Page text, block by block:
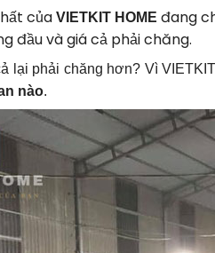
củaVIETKIT HOME đang
đầu và giá cả phải chăng.
lại phải chăng hơn? Vì
nào.